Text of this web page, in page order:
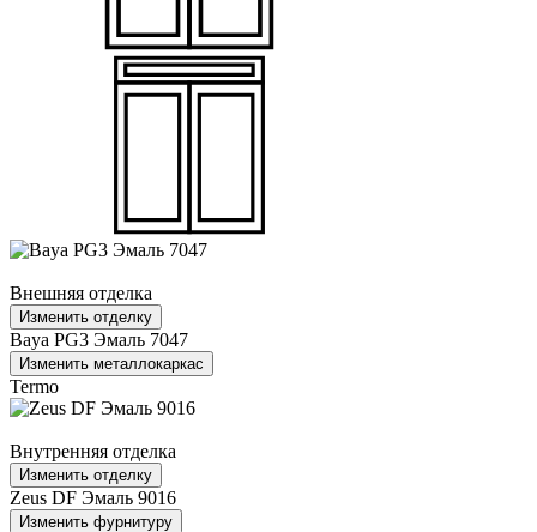
Внешняя отделка
Изменить отделку
Baya PG3 Эмаль 7047
Изменить металлокаркас
Termo
Внутренняя отделка
Изменить отделку
Zeus DF Эмаль 9016
Изменить фурнитуру